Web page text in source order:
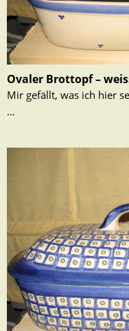
Ovaler Brottopf –
Mir gefällt, was ich hier
…